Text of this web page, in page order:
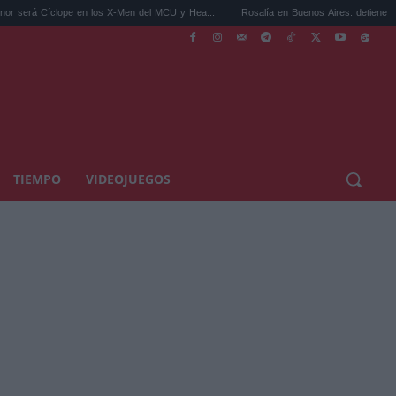
en los X-Men del MCU y Hea... Rosalía en Buenos Aires: detiene el tráfico y
TIEMPO VIDEOJUEGOS